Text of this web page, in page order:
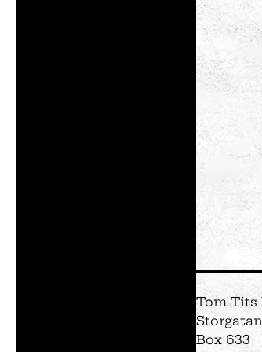
Tom Tits
Box 633